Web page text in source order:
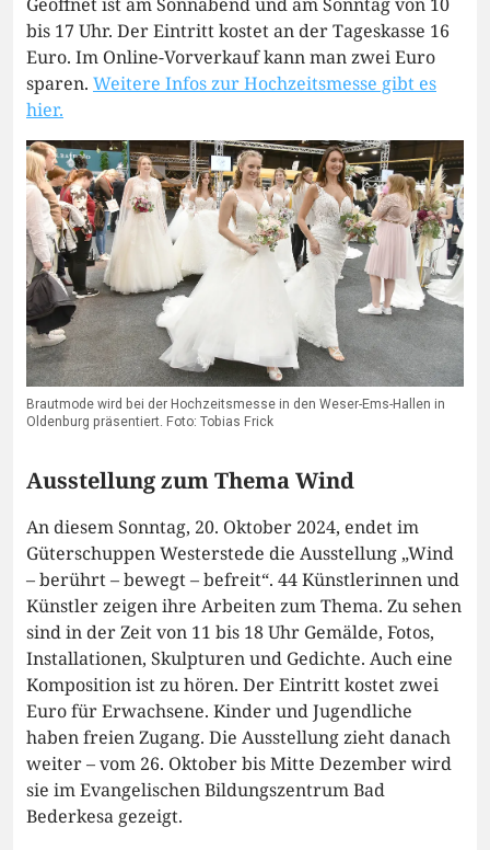
bis 17 Uhr. Der Eintritt kostet an der Tageskasse 16
Euro. Im Online-Vorverkauf kann man zwei Euro
sparen. Weitere Infos zur Hochzeitsmesse gibt es
hier.
Brautmode wird bei der Hochzeitsmesse in den Weser-Ems-Hallen in
Oldenburg präsentiert. Foto: Tobias Frick
Ausstellung zum Thema Wind
An diesem Sonntag, 20. Oktober 2024, endet im
Güterschuppen Westerstede die Ausstellung „Wind
– berührt – bewegt – befreit“. 44 Künstlerinnen und
Künstler zeigen ihre Arbeiten zum Thema. Zu sehen
sind in der Zeit von 11 bis 18 Uhr Gemälde, Fotos,
Installationen, Skulpturen und Gedichte. Auch eine
Komposition ist zu hören. Der Eintritt kostet zwei
Euro für Erwachsene. Kinder und Jugendliche
haben freien Zugang. Die Ausstellung zieht danach
weiter – vom 26. Oktober bis Mitte Dezember wird
sie im Evangelischen Bildungszentrum Bad
Bederkesa gezeigt.